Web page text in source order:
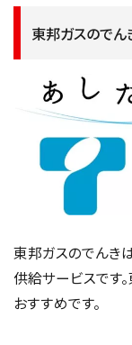
東邦ガスのでん
東邦ガスのでんき
供給サービスです
おすすめです。